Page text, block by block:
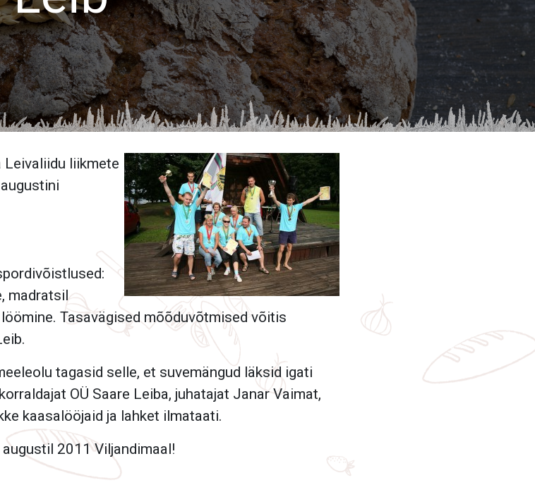
Leivaliidu liikmete
madratsil
Tasavägised mõõduvõtmised võitis
tagasid selle, et suvemängud läksid igati
OÜ Saare Leiba, juhatajat Janar Vaimat,
kaasalööjaid ja lahket ilmataati.
2011 Viljandimaal!